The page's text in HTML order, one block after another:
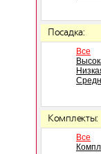
Посадка:
Все
Комплекты:
Все